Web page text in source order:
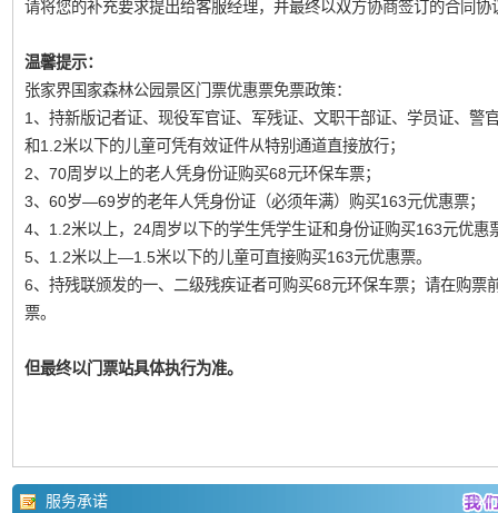
请将您的补充要求提出给客服经理，并最终以双方协商签订的合同协
温馨提示：
张家界国家森林公园景区门票优惠票免票政策：
1、持新版记者证、现役军官证、军残证、文职干部证、学员证、警
和1.2米以下的儿童可凭有效证件从特别通道直接放行；
2、70周岁以上的老人凭身份证购买68元环保车票；
3、60岁—69岁的老年人凭身份证（必须年满）购买163元优惠票；
4、1.2米以上，24周岁以下的学生凭学生证和身份证购买163元优惠
5、1.2米以上—1.5米以下的儿童可直接购买163元优惠票。
6、持残联颁发的一、二级残疾证者可购买68元环保车票；请在购票
票。
但最终以门票站具体执行为准。
服务承诺